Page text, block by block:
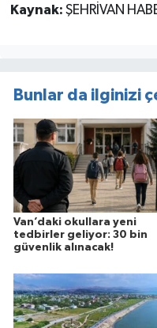
Kaynak: ŞEHRİVAN
Bunlar da ilginizi
Van’daki okullara yeni
tedbirler geliyor: 30 bin
güvenlik alınacak!